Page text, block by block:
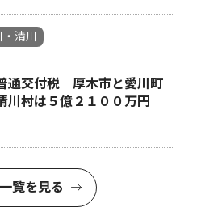
清川
通交付税 厚木市と愛川町
川村は５億２１００万円
覧を見る